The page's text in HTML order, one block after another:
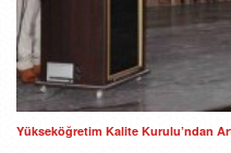
Yükseköğretim Kalite Kurulu’ndan